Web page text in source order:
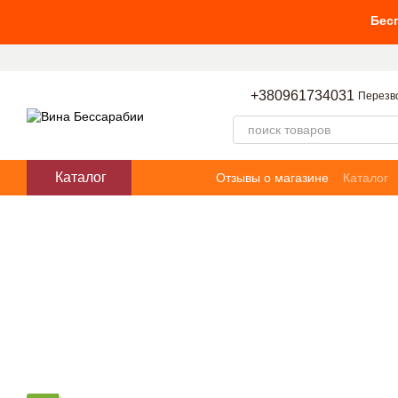
Бесплатная
+380961734031
Каталог Отзывы о магазине Каталог